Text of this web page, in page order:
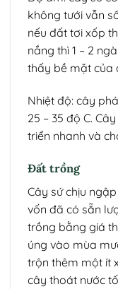
không tưới vẫn
nếu đất tơi xốp
nắng thì 1 – 2
thấy bề mặt của
Nhiệt độ: cây
25 – 35 độ C.
triển nhanh và
Đất trồng
Cây sứ chịu
vốn đã có sẵn
trồng bằng giá
úng vào mùa
trộn thêm một ít
cây thoát nước